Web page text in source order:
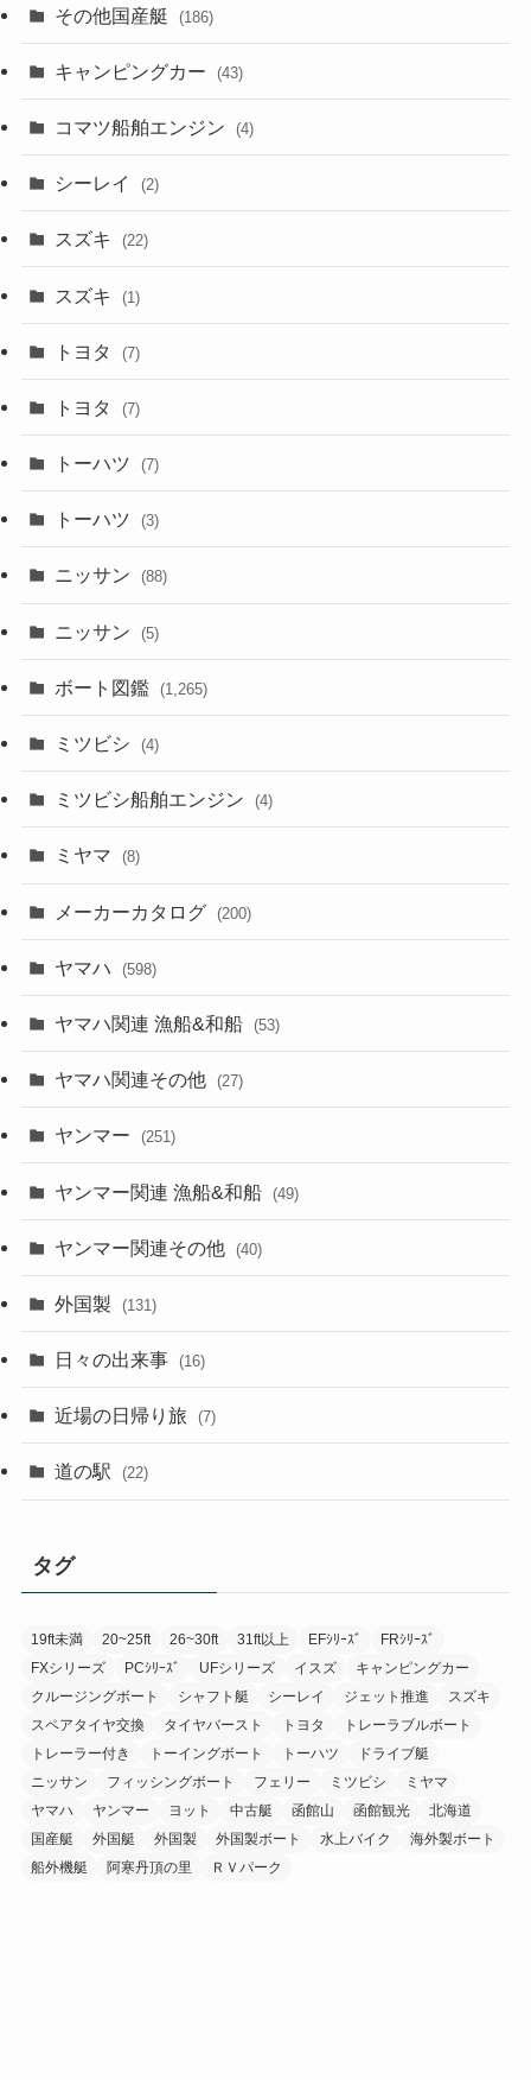
その他国産艇 (186)
キャンピングカー (43)
コマツ船舶エンジン (4)
シーレイ (2)
スズキ (22)
スズキ (1)
トヨタ (7)
トヨタ (7)
トーハツ (7)
トーハツ (3)
ニッサン (88)
ニッサン (5)
ボート図鑑 (1,265)
ミツビシ (4)
ミツビシ船舶エンジン (4)
ミヤマ (8)
メーカーカタログ (200)
ヤマハ (598)
ヤマハ関連 漁船&和船 (53)
ヤマハ関連その他 (27)
ヤンマー (251)
ヤンマー関連 漁船&和船 (49)
ヤンマー関連その他 (40)
外国製 (131)
日々の出来事 (16)
近場の日帰り旅 (7)
道の駅 (22)
タグ
19ft未満 20~25ft 26~30ft 31ft以上 EFｼﾘｰｽﾞ
FRｼﾘｰｽﾞ
FXシリーズ
PCｼﾘｰｽﾞ UFシリーズ イスズ
キャンピングカー
クルージングボート
シャフト艇 シーレイ ジェット推進
スズキ
スペアタイヤ交換
タイヤバースト トヨタ
トレーラブルボート
トレーラー付き
トーイングボート トーハツ
ドライブ艇
ニッサン
フィッシングボート フェリー ミツビシ
ミヤマ
ヤマハ
ヤンマー ヨット 中古艇 函館山 函館観光
北海道
国産艇
外国艇 外国製 外国製ボート 水上バイク
海外製ボート
船外機艇
阿寒丹頂の里 ＲＶパーク